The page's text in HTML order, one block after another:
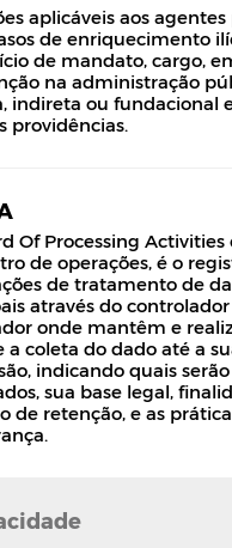
aplicáveis aos
de enriquecimento
de mandato, cargo,
na administração
indireta ou fundacional
providências.
Of Processing Activities
de operações, é o
de tratamento de
através do
onde mantêm e
a coleta do dado até a
indicando quais serão
sua base legal,
de retenção, e as